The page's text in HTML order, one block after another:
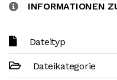
INFORMATIONEN
Dateityp
Dateikategorie